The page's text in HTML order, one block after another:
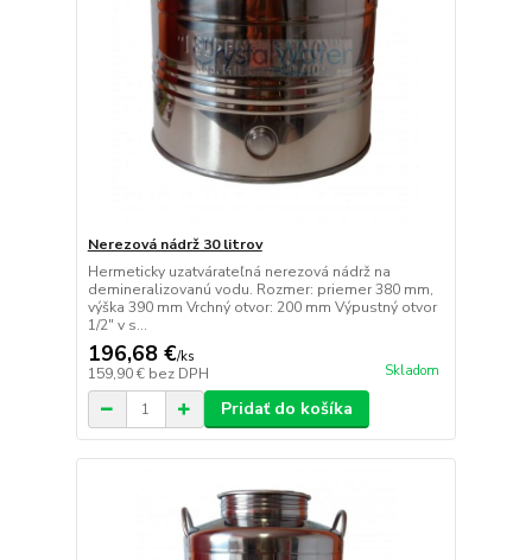
Nerezová nádrž 30 litrov
Hermeticky uzatvárateľná nerezová nádrž na
demineralizovanú vodu. Rozmer: priemer 380 mm,
výška 390 mm Vrchný otvor: 200 mm Výpustný otvor
1/2" v s...
196,68 €/ks
159,90 € bez DPH Skladom
Pridať do košíka